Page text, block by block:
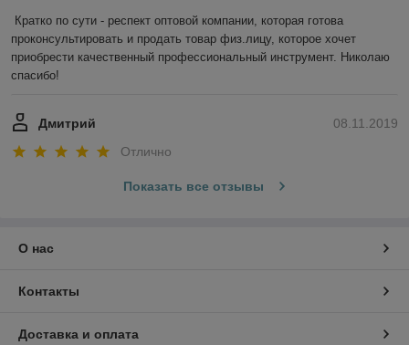
Кратко по сути - респект оптовой компании, которая готова
проконсультировать и продать товар физ.лицу, которое хочет
приобрести качественный профессиональный инструмент. Николаю
спасибо!
08.11.2019
Дмитрий
Отлично
Показать все отзывы
О нас
Контакты
Доставка и оплата